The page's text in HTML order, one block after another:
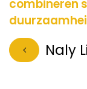
combineren
Naly